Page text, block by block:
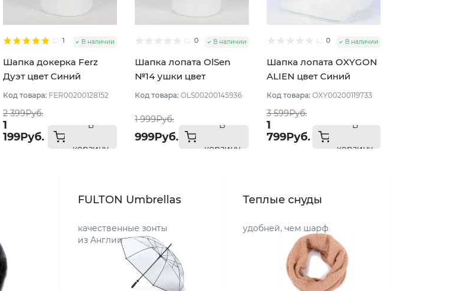
1 В наличии
Шапка докерка Ferz
Дуэт цвет Синий
тёмный
Код товара: FER00200128152
2 399Руб.
1
199Руб.
В
корзину
0 В наличии
Шапка лопата OlSen
№14 ушки цвет
Джинсовый мел
Код товара: OLS00200145936
1 999Руб.
999Руб.
В
корзину
0 В наличии
Шапка лопата OXYGON
ALIEN цвет Синий
Код товара: OXY00200119733
3 599Руб.
1
799Руб.
В
корзину
FULTON Umbrellas
качественные зонты
из Англии
Теплые снуды
удобней, чем шарф